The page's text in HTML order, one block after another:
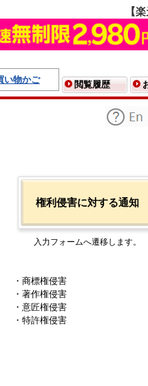
【
い物かご
閲覧履歴
権利侵害に対する通知
入力フォームへ遷移します。
・商標権侵害
・著作権侵害
・意匠権侵害
・特許権侵害